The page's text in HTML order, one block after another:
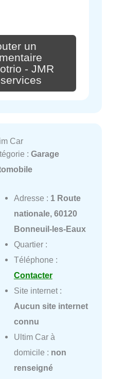
un
- JMR
Car
: Garage
Adresse : 1 Route
nationale, 60120
Bonneuil-les-Eaux
Quartier :
Téléphone :
Contacter
Site internet :
Aucun site internet
connu
Ultim Car à
domicile : non
renseigné